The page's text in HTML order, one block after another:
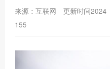
来源：互联网 更新时间
155